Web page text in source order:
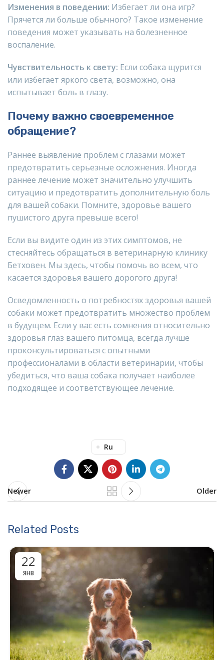
Изменения в поведении: Избегает ли она игр?
Прячется ли больше обычного? Такое изменение
поведения может указывать на болезненное
воспаление.
Чувствительность к свету: Если собака щурится
или избегает яркого света, возможно, она
испытывает боль в глазу.
Почему важно своевременное
обращение?
Раннее выявление проблем с глазами может
предотвратить серьезные осложнения. Иногда
раннее лечение может значительно улучшить
ситуацию и предотвратить дополнительную боль
для вашей собаки. Помните, здоровье вашего
пушистого друга превыше всего!
Если вы видите один из этих симптомов, не
стесняйтесь обращаться в ветеринарную клинику
Бетховен. Мы здесь, чтобы помочь во всем, что
касается здоровья вашего дорогого друга!
Осведомленность о потребностях здоровья вашей
собаки может предотвратить множество проблем
в будущем. Если у вас есть сомнения относительно
здоровья глаз вашего питомца, всегда лучше
проконсультироваться с опытными
профессионалами в области ветеринарии, чтобы
убедиться, что ваша собака получает наиболее
подходящее и соответствующее лечение.
Ru
Newer Older
Related Posts
22
ЯНВ